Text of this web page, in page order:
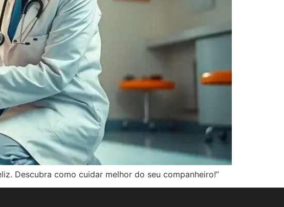
Descubra como cuidar melhor do seu companheiro!”